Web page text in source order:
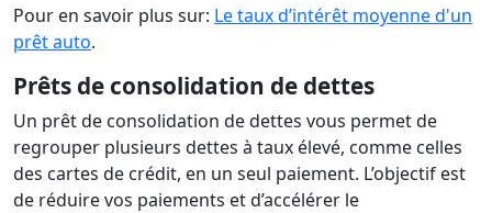
Pour en savoir plus sur: Le taux d’intérêt moyenne d'un
prêt auto.
Prêts de consolidation de dettes
Un prêt de consolidation de dettes vous permet de
regrouper plusieurs dettes à taux élevé, comme celles
des cartes de crédit, en un seul paiement. L’objectif est
de réduire vos paiements et d’accélérer le